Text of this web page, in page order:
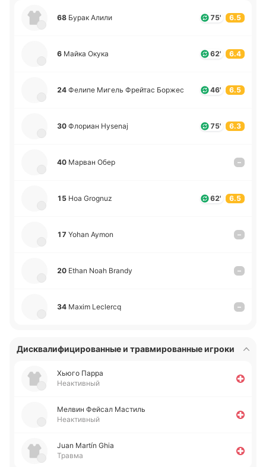
68 Бурак Алили 75' 6.5
6 Майка Окука 62' 6.4
24 Фелипе Мигель Фрей­тас Боржес 46' 6.5
30 Фло­риан Hysenaj 75' 6.3
40 Марван Обер –
15 Ноа Grognuz 62' 6.5
17 Yohan Aymon –
20 Ethan Noah Brandy –
34 Maxim Leclercq –
Дисквалифицированные и травмированные игроки
Хьюго Парра
Неактивный
Мелвин Фейсал Ма­стиль
Неактивный
Juan Martín Ghia
Травма